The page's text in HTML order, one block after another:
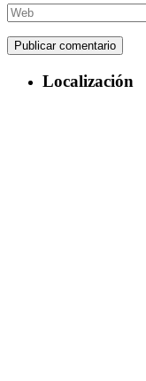
Localización